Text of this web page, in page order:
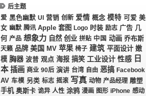
后主题
爱 黑色幽默 UI 营销 创新 爱情 概念 模特 可爱 美
女 幽默 腾讯 Apple 套图 Logo 时装 励志 广告 几
何 产品 想象力 自然 创业 拼贴 中国 动画 乔布斯
天籁 品牌 美国 MV 苹果 椅子 建筑 平面设计 嫩
模 胸器 波普 观点 海报 搞笑 工业设计 性感 日
本 插画 商业 90后 演讲 台湾 自由 恶搞 Facebook
AV 车模 另类 标志 摇滚 写真 动物 产品经理 雕塑
手机 奥斯卡 诡异 人性 涂鸦 漫画 图形 iPhone 感动